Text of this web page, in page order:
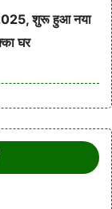
शुरू हुआ नया
घर